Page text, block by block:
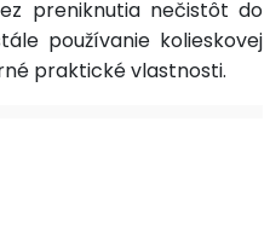
preniknutia nečistôt do
používanie kolieskovej
praktické vlastnosti.